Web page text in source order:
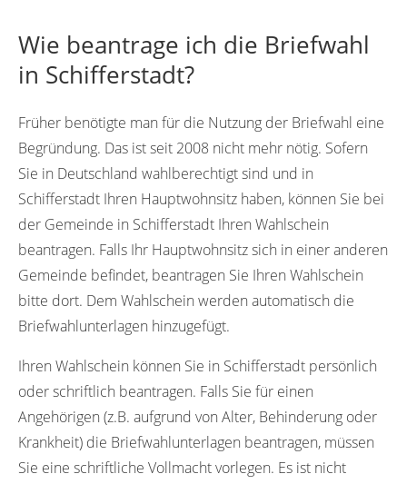
Wie beantrage ich die Briefwahl
in Schifferstadt?
Früher benötigte man für die Nutzung der Briefwahl eine
Begründung. Das ist seit 2008 nicht mehr nötig. Sofern
Sie in Deutschland wahlberechtigt sind und in
Schifferstadt Ihren Hauptwohnsitz haben, können Sie bei
der Gemeinde in Schifferstadt Ihren Wahlschein
beantragen. Falls Ihr Hauptwohnsitz sich in einer anderen
Gemeinde befindet, beantragen Sie Ihren Wahlschein
bitte dort. Dem Wahlschein werden automatisch die
Briefwahlunterlagen hinzugefügt.
Ihren Wahlschein können Sie in Schifferstadt persönlich
oder schriftlich beantragen. Falls Sie für einen
Angehörigen (z.B. aufgrund von Alter, Behinderung oder
Krankheit) die Briefwahlunterlagen beantragen, müssen
Sie eine schriftliche Vollmacht vorlegen. Es ist nicht